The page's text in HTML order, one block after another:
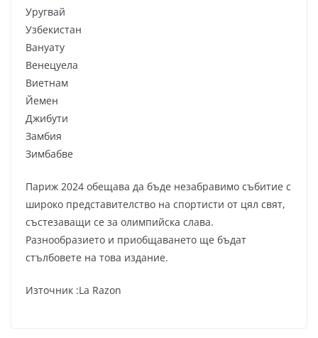
Уругвай
Узбекистан
Вануату
Венецуела
Виетнам
Йемен
Джибути
Замбия
Зимбабве
Париж 2024 обещава да бъде незабравимо събитие с
широко представителство на спортисти от цял свят,
състезаващи се за олимпийска слава.
Разнообразието и приобщаването ще бъдат
стълбовете на това издание.
Източник :La Razon